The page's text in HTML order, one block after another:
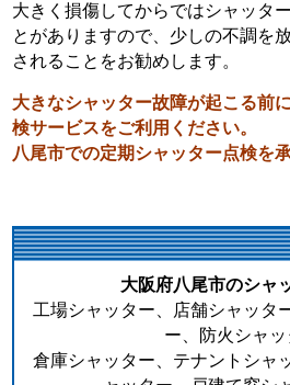
大きく損傷してからではシャッタ
とがありますので、少しの不調を
されることをお勧めします。
大きなシャッター故障が起こる前
検サービスをご利用ください。
八尾市での定期シャッター点検を承
大阪府八尾市のシャ
工場シャッター、店舗シャッタ
ー、防火シャッ
倉庫シャッター、テナントシャ